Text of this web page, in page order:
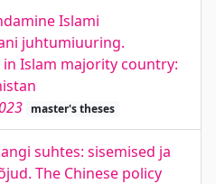
Islami
juhtumiuuring.
Islam majority country:
master's theses
suhtes: sisemised ja
The Chinese policy